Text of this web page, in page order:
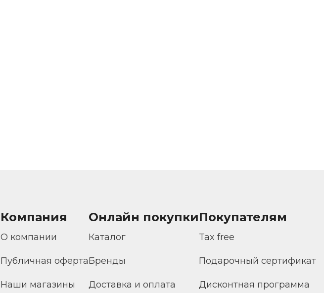
Компания
О компании
Публичная оферта
Наши магазины
Онлайн покупки
Каталог
Бренды
Доставка и оплата
Покупателям
Tax free
Подарочный сертификат
Дисконтная программа